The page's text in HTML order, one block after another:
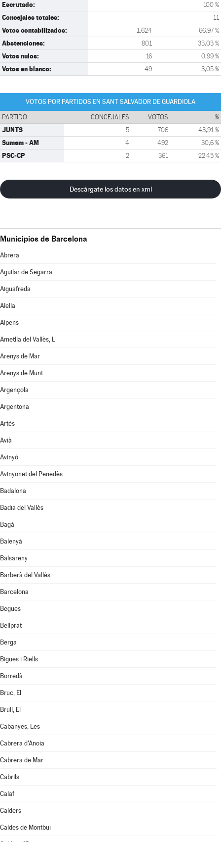
Escrutado: 100 %
Concejales totales: 11
Votos contabilizados: 1.624 66,97 %
Abstenciones: 801 33,03 %
Votos nulos: 16 0,99 %
Votos en blanco: 49 3,05 %
VOTOS POR PARTIDOS EN SANT SALVADOR DE GUARDIOLA
PARTIDO CONCEJALES VOTOS %
JUNTS 5 706 43,91 %
Sumem - AM 4 492 30,6 %
PSC-CP 2 361 22,45 %
Descárgate los datos en xml
Municipios de Barcelona
Abrera
Aguilar de Segarra
Aiguafreda
Alella
Alpens
Ametlla del Vallès, L'
Arenys de Mar
Arenys de Munt
Argençola
Argentona
Artés
Avià
Avinyó
Avinyonet del Penedès
Badalona
Badia del Vallès
Bagà
Balenyà
Balsareny
Barberà del Vallès
Barcelona
Begues
Bellprat
Berga
Bigues i Riells
Borredà
Bruc, El
Brull, El
Cabanyes, Les
Cabrera d'Anoia
Cabrera de Mar
Cabrils
Calaf
Calders
Caldes de Montbui